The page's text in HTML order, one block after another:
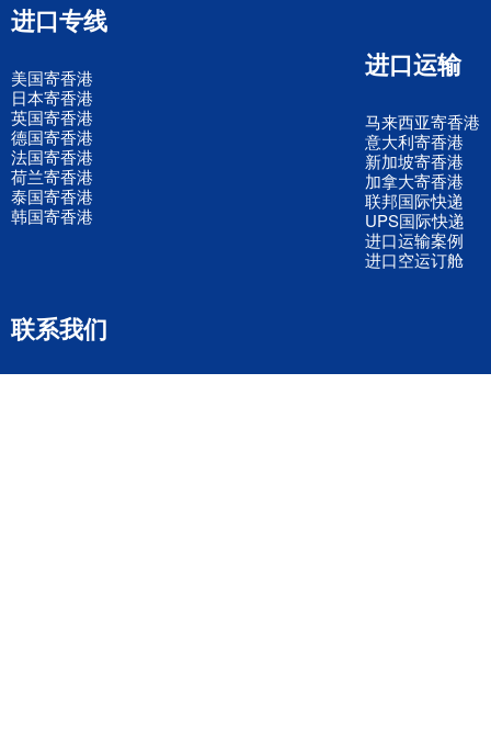
进口专线
美国寄香港
日本寄香港
英国寄香港
德国寄香港
法国寄香港
荷兰寄香港
泰国寄香港
韩国寄香港
进口运输
马来西亚寄香港
意大利寄香港
新加坡寄香港
加拿大寄香港
联邦国际快递
UPS国际快递
进口运输案例
进口空运订舱
联系我们